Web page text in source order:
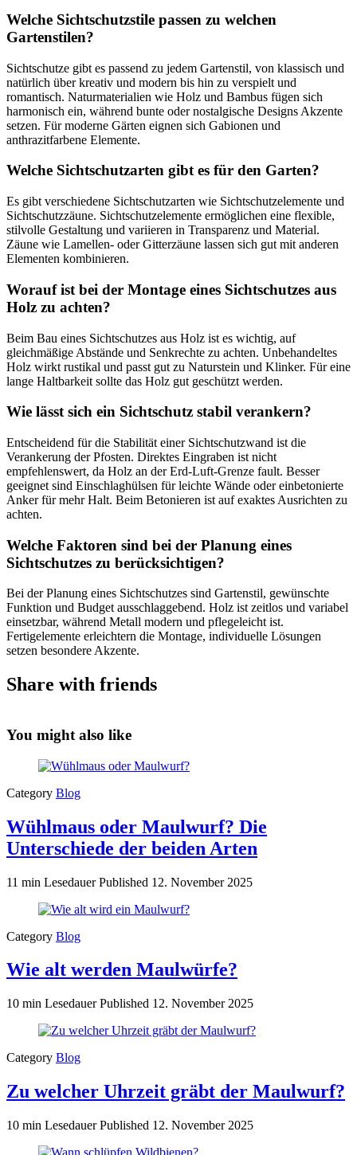
Welche Sichtschutzstile passen zu welchen
Gartenstilen?
Sichtschutze gibt es passend zu jedem Gartenstil, von klassisch und
natürlich über kreativ und modern bis hin zu verspielt und
romantisch. Naturmaterialien wie Holz und Bambus fügen sich
harmonisch ein, während bunte oder nostalgische Designs Akzente
setzen. Für moderne Gärten eignen sich Gabionen und
anthrazitfarbene Elemente.
Welche Sichtschutzarten gibt es für den Garten?
Es gibt verschiedene Sichtschutzarten wie Sichtschutzelemente und
Sichtschutzzäune. Sichtschutzelemente ermöglichen eine flexible,
stilvolle Gestaltung und variieren in Transparenz und Material.
Zäune wie Lamellen- oder Gitterzäune lassen sich gut mit anderen
Elementen kombinieren.
Worauf ist bei der Montage eines Sichtschutzes aus
Holz zu achten?
Beim Bau eines Sichtschutzes aus Holz ist es wichtig, auf
gleichmäßige Abstände und Senkrechte zu achten. Unbehandeltes
Holz wirkt rustikal und passt gut zu Naturstein und Klinker. Für eine
lange Haltbarkeit sollte das Holz gut geschützt werden.
Wie lässt sich ein Sichtschutz stabil verankern?
Entscheidend für die Stabilität einer Sichtschutzwand ist die
Verankerung der Pfosten. Direktes Eingraben ist nicht
empfehlenswert, da Holz an der Erd-Luft-Grenze fault. Besser
geeignet sind Einschlaghülsen für leichte Wände oder einbetonierte
Anker für mehr Halt. Beim Betonieren ist auf exaktes Ausrichten zu
achten.
Welche Faktoren sind bei der Planung eines
Sichtschutzes zu berücksichtigen?
Bei der Planung eines Sichtschutzes sind Gartenstil, gewünschte
Funktion und Budget ausschlaggebend. Holz ist zeitlos und variabel
einsetzbar, während Metall modern und pflegeleicht ist.
Fertigelemente erleichtern die Montage, individuelle Lösungen
setzen besondere Akzente.
Share with friends
You might also like
Category Blog
Wühlmaus oder Maulwurf? Die
Unterschiede der beiden Arten
11 min LesedauerPublished 12. November 2025
Category Blog
Wie alt werden Maulwürfe?
10 min LesedauerPublished 12. November 2025
Category Blog
Zu welcher Uhrzeit gräbt der Maulwurf?
10 min LesedauerPublished 12. November 2025